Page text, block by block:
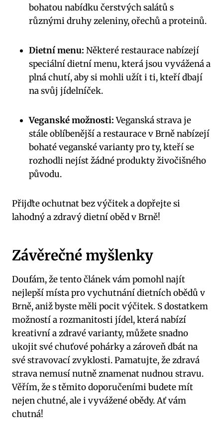
bohatou nabídku čerstvých salátů s
různými druhy ⁤zeleniny, ořechů ‍a proteinů.
Dietní ⁣menu: Některé restaurace⁤ nabízejí
speciální⁣ dietní menu, která jsou vyvážená a
plná chutí, aby si mohli užít ⁤i ti, kteří dbají
na svůj jídelníček.
Veganské možnosti:Veganská strava je
stále oblíbenější a restaurace v Brně nabízejí
bohaté veganské‍ varianty pro ty, kteří se
rozhodli nejíst žádné produkty živočišného
původu.
Přijďte ochutnat bez ‌výčitek⁢ a dopřejte si
lahodný a zdravý⁤ dietní oběd v Brně!
Závěrečné myšlenky
Doufám, že tento článek⁣ vám pomohl najít
nejlepší místa pro vychutnání dietních obědů v
‌Brně, aniž byste‍ měli ‍pocit výčitek.‌ S dostatkem⁤
možností a rozmanitosti jídel,⁤ která nabízí⁢
kreativní a‌ zdravé varianty,​ můžete snadno
ukojit své chuťové pohárky a ⁤zároveň‌ dbát na
své stravovací ‌zvyklosti. Pamatujte, že zdravá
strava nemusí nutně znamenat nudnou ⁣stravu.
Věřím, že s těmito doporučeními budete mít
nejen chutné, ale i vyvážené obědy. Ať vám
chutná!